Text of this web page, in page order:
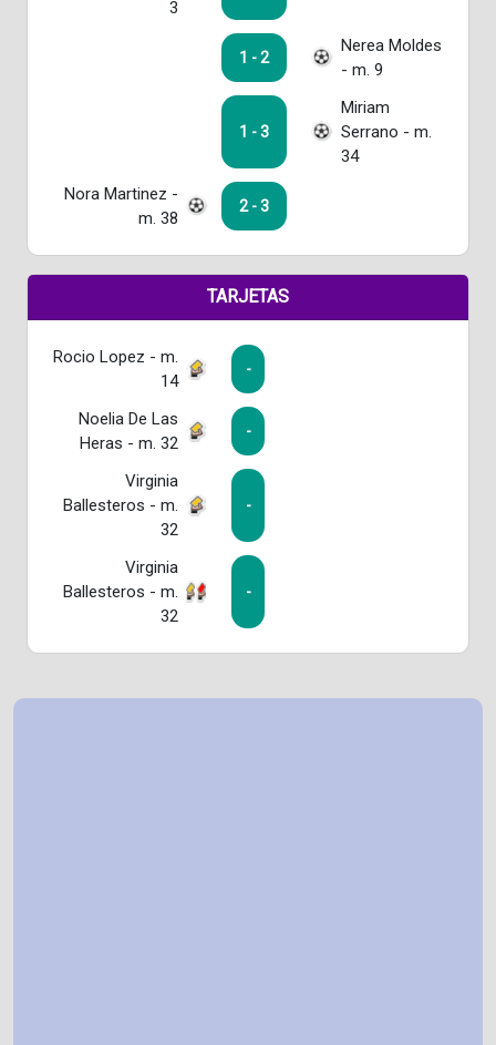
3
1 - 2
Nerea Moldes
- m. 9
1 - 3
Miriam
Serrano - m.
34
Nora Martinez -
m. 38
2 - 3
TARJETAS
Rocio Lopez - m.
14
-
Noelia De Las
Heras - m. 32
-
Virginia
Ballesteros - m.
32
-
Virginia
Ballesteros - m.
32
-